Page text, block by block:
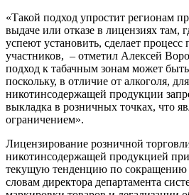
«Такой подход упростит регионам
выдаче или отказе в лицензиях там,
успеют установить, сделает процесс
участников, – отметил Алексей
подход к табачным зонам может
поскольку, в отличие от алкоголя,
никотинсодержащей продукции
выкладка в розничных точках, что
ограничением».
Лицензирование розничной
никотинсодержащей продукцией
текущую тенденцию по сокращению
словам директора департамента